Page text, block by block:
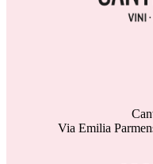
Via Emilia